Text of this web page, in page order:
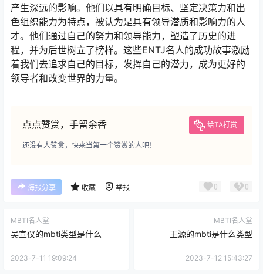
产生深远的影响。他们以具有明确目标、坚定决策力和出
色组织能力为特点，被认为是具有领导潜质和影响力的人
才。他们通过自己的努力和领导能力，塑造了历史的进
程，并为后世树立了榜样。这些ENTJ名人的成功故事激励
着我们去追求自己的目标，发挥自己的潜力，成为更好的
领导者和改变世界的力量。
点点赞赏，手留余香 给TA打赏
还没有人赞赏，快来当第一个赞赏的人吧！
海报分享 收藏 举报 0 0
MBTI名人堂
吴宣仪的mbti类型是什么
2023-7-11 19:09:24
MBTI名人堂
王源的mbti是什么类型
2023-7-12 15:43:27